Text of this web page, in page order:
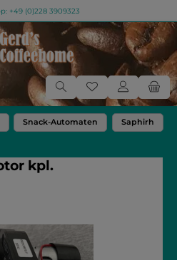
+49 (0)228 3909323
Du hast 0
Snack-Automaten
Saphirh
kpl.